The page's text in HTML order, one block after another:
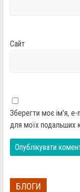
Сайт
Зберегти моє ім'я, e-
для моїх подальших
БЛОГИ